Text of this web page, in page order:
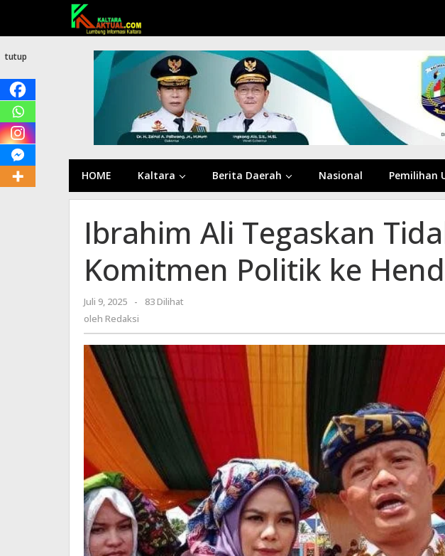
konten
HOME Kaltara Berita Daerah Nasional Pemilihan
tutup
Ibrahim Ali Tegaskan
Komitmen Politik ke
Juli 9, 2025
oleh
Redaksi
-
83 Dilihat
oleh Redaksi